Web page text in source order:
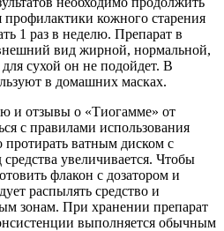
кожного старения
1 раз в неделю. Препарат в
вид жирной, нормальной,
сухой он не подойдет. В
в домашних масках.
и отзывы о «Тиогамме» от
с правилами использования
протирать ватным диском с
увеличивается. Чтобы
флакон с дозатором и
распылять средство и
зонам. При хранении препарат
выполняется обычным